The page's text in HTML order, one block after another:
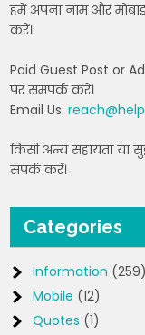
हमें अपना नाम और
करें।
Paid Guest Post or
पर समपर्क करें।
Email Us:
किसी अन्य सहायता या
संपर्क करें।
Categories
Information (259)
Mobile (12)
Quotes (1)